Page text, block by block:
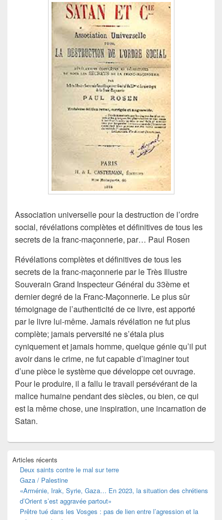
Association universelle pour la destruction de l’ordre
social, révélations complètes et définitives de tous les
secrets de la franc-maçonnerie, par… Paul Rosen
Révélations complètes et définitives de tous les
secrets de la franc-maçonnerie par le Très Illustre
Souverain Grand Inspecteur Général du 33ème et
dernier degré de la Franc-Maçonnerie. Le plus sûr
témoignage de l’authenticité de ce livre, est apporté
par le livre lui-même. Jamais révélation ne fut plus
complète; jamais perversité ne s’étala plus
cyniquement et jamais homme, quelque génie qu’il put
avoir dans le crime, ne fut capable d’imaginer tout
d’une pièce le système que développe cet ouvrage.
Pour le produire, il a fallu le travail persévérant de la
malice humaine pendant des siècles, ou bien, ce qui
est la même chose, une inspiration, une incarnation de
Satan.
principale
widget
barre
latérale
Articles récents
Deux saints contre le mal sur terre
Gaza / Palestine
«Arménie, Irak, Syrie, Gaza… En 2023, la situation des chrétiens
d’Orient s’est aggravée partout»
Prêtre tué dans les Vosges : pas de lien entre l’agression et la